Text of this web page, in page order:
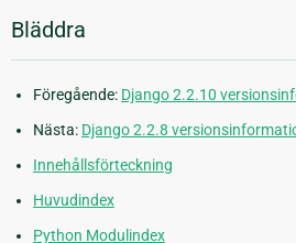
Bläddra
Föregående: Django 2.2.10
Nästa: Django 2.2.8
Innehållsförteckning
Huvudindex
Python Modulindex